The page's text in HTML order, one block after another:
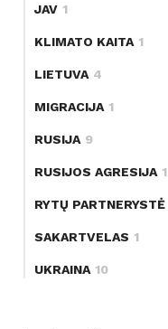
JAV 1
KLIMATO KAITA 1
LIETUVA 4
MIGRACIJA 1
RUSIJA 9
RUSIJOS AGRESIJA 1
RYTŲ PARTNERYSTĖ
SAKARTVELAS 1
UKRAINA 10